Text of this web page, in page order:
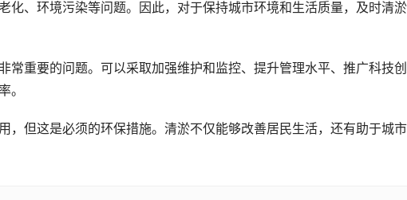
化、环境污染等问题。因此，对于保持城市环境和生活质量，及时清
常重要的问题。可以采取加强维护和监控、提升管理水平、推广科技
。
，但这是必须的环保措施。清淤不仅能够改善居民生活，还有助于城